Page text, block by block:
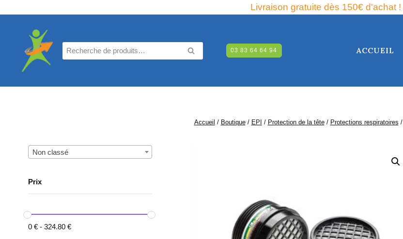
au
Livraison gratuite dès 150€ d'achat !
Recherche
pour :
RECHERCHE03 83 64 64 94 ACCUEIL
Accueil / Boutique / EPI / Protection de la tête / Protections respiratoires /
Non classé
Prix
0 € - 324.80 €